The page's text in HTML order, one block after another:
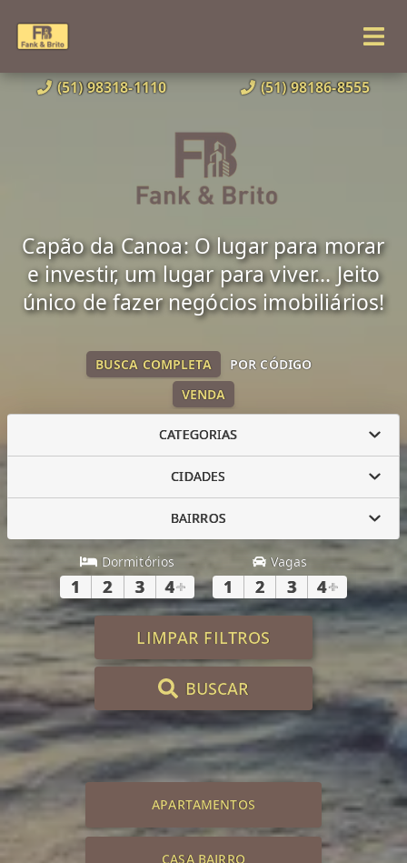
(51) 98318-1110 (51) 98186-8555
Capão da Canoa: O lugar para morar
e investir, um lugar para viver... Jeito
único de fazer negócios imobiliários!
VENDA
BUSCA COMPLETA POR CÓDIGO
CATEGORIAS
CIDADES
BAIRROS
Dormitórios
1 2 3 4+
Vagas
1 2 3 4+
LIMPAR FILTROS
BUSCAR
APARTAMENTOS
CASA BAIRRO